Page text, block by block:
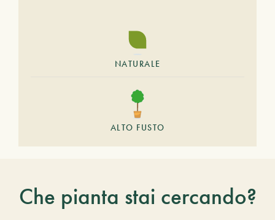
NATURALE
ALTO FUSTO
Che pianta stai cercando?